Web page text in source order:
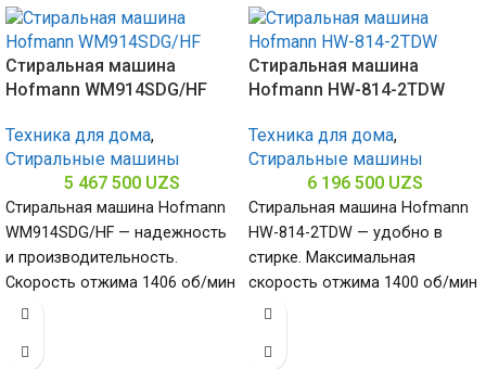
Стиральная машина
Hofmann WM914SDG/HF
Техника для дома,
Стиральные машины
5 467 500 UZS
Стиральная машина Hofmann
WM914SDG/HF — надежность
и производительность.
Скорость отжима 1406 об/мин
обеспечивает качественный
Стиральная машина
Hofmann HW-814-2TDW
Техника для дома,
Стиральные машины
6 196 500 UZS
Стиральная машина Hofmann
HW-814-2TDW — удобно в
стирке. Максимальная
скорость отжима 1400 об/мин
эффективно удаляет воду,